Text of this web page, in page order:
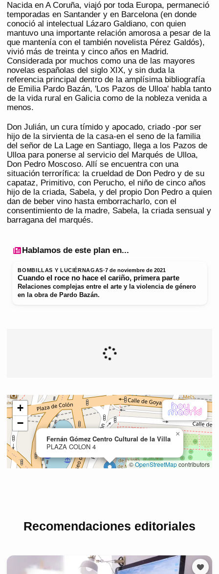
Nacida en A Coruña, viajó por toda Europa, permaneció
temporadas en Santander y en Barcelona (en donde
conoció al intelectual Lázaro Galdiano, con quien
mantuvo una importante relación amorosa a pesar de la
que mantenía con el también novelista Pérez Galdós),
vivió más de treinta y cinco años en Madrid.
Considerada por muchos como una de las mayores
novelas españolas del siglo XIX, y sin duda la
referencia principal dentro de la amplísima bibliografía
de Emilia Pardo Bazán, 'Los Pazos de Ulloa' habla tanto
de la vida rural en Galicia como de la nobleza venida a
menos.
Don Julián, un cura tímido y apocado, criado -por ser
hijo de la sirvienta de la casa-en el seno de la familia
del señor de La Lage en Santiago, llega a los Pazos de
Ulloa para ponerse al servicio del Marqués de Ulloa,
Don Pedro Moscoso. Allí se encuentra con una
situación terrorífica: la crueldad de Don Pedro y de su
capataz, Primitivo, con Perucho, el niño de cinco años
hijo de la criada, Sabela, y del propio Don Pedro a quien
dan de beber vino hasta emborracharlo, con el
consentimiento de la madre, Sabela, la criada sensual y
barragana del marqués.
Hablamos de este plan en...
BOMBILLAS Y LUCIÉRNAGAS·7 de noviembre de 2021
Cuando el roce no hace el cariño, primera parte
Relaciones complejas entre el arte y la violencia de género
en la obra de Pardo Bazán.
Recomendaciones editoriales